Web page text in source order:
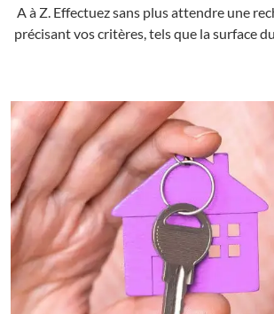
A à Z. Effectuez sans plus attendre une
précisant vos critères, tels que la surface